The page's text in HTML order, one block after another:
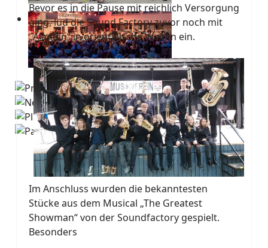
Bevor es in die Pause mit reichlich Versorgung
ging, lud die Sound Factory zuvor noch mit
„Aladdin“ in orientalische Welten ein.
Im Anschluss wurden die bekanntesten
Stücke aus dem Musical „The Greatest
Showman“ von der Soundfactory gespielt.
Besonders